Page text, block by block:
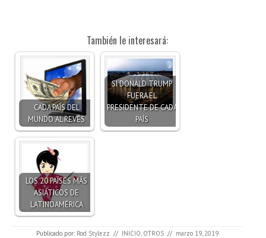
También le interesará:
CADA PAÍS DEL
MUNDO AL REVÉS
SI DONALD TRUMP
FUERA EL
PRESIDENTE DE CADA
PAÍS
LOS 20 PAÍSES MÁS
ASIÁTICOS DE
LATINOAMÉRICA
Publicado por: Rod Stylezz // INICIO OTROS // marzo 19, 2019